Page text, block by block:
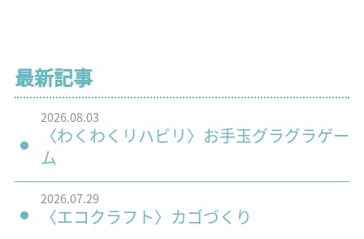
最新記事
2026.08.03
〈わくわくリハビリ〉お手玉グラグラゲー
ム
2026.07.29
〈エコクラフト〉カゴづくり